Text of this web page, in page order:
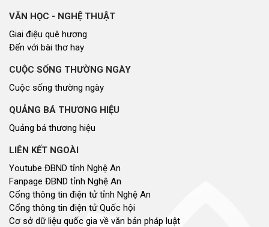
VĂN HỌC - NGHỆ THUẬT
Giai điệu quê hương
Đến với bài thơ hay
CUỘC SỐNG THƯỜNG NGÀY
Cuộc sống thường ngày
QUẢNG BÁ THƯƠNG HIỆU
Quảng bá thương hiệu
LIÊN KẾT NGOÀI
Youtube ĐBND tỉnh Nghệ An
Fanpage ĐBND tỉnh Nghệ An
Cổng thông tin điện tử tỉnh Nghệ An
Cổng thông tin điện tử Quốc hội
Cơ sở dữ liệu quốc gia về văn bản pháp luật